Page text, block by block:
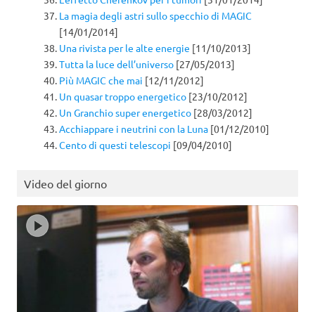
La magia degli astri sullo specchio di MAGIC
[14/01/2014]
Una rivista per le alte energie [11/10/2013]
Tutta la luce dell’universo [27/05/2013]
Più MAGIC che mai [12/11/2012]
Un quasar troppo energetico [23/10/2012]
Un Granchio super energetico [28/03/2012]
Acchiappare i neutrini con la Luna [01/12/2010]
Cento di questi telescopi [09/04/2010]
Video del giorno